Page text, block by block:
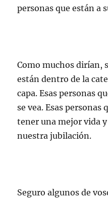
personas que están a
Como muchos dirían,
están dentro de la
capa. Esas personas
se vea. Esas personas
tener una mejor vida
nuestra jubilación.
Seguro algunos de